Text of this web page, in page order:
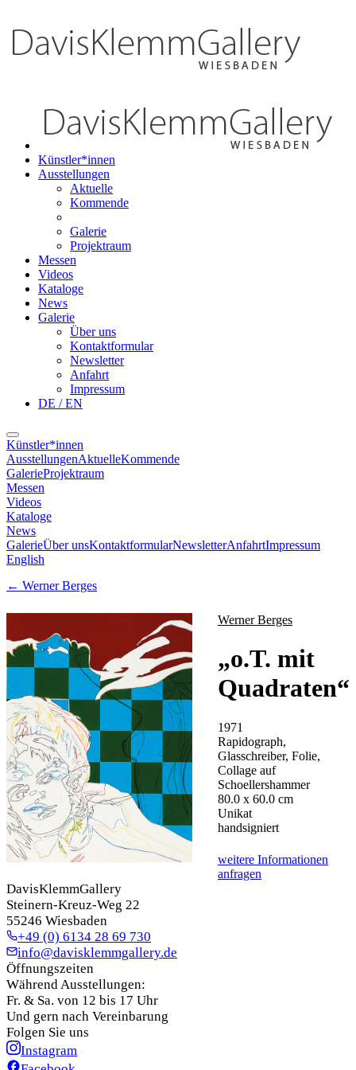
Künstler*innen
Ausstellungen
Aktuelle
Kommende
Galerie
Projektraum
Messen
Videos
Kataloge
News
Galerie
Über uns
Kontaktformular
Newsletter
Anfahrt
Impressum
DE / EN
Künstler*innen
AusstellungenAktuelleKommende
GalerieProjektraum
Messen
Videos
Kataloge
News
GalerieÜber unsKontaktformularNewsletterAnfahrtImpressum
English
← Werner Berges
Werner Berges
„o.T. mit
Quadraten“
1971
Rapidograph,
Glasschreiber, Folie,
Collage auf
Schoellershammer
80.0 x 60.0 cm
Unikat
handsigniert
weitere Informationen
anfragen
DavisKlemmGallery
Steinern-Kreuz-Weg 22
55246 Wiesbaden
+49 (0) 6134 28 69 730
info@davisklemmgallery.de
Öffnungszeiten
Während Ausstellungen:
Fr. & Sa. von 12 bis 17 Uhr
Und gern nach Vereinbarung
Folgen Sie uns
Instagram